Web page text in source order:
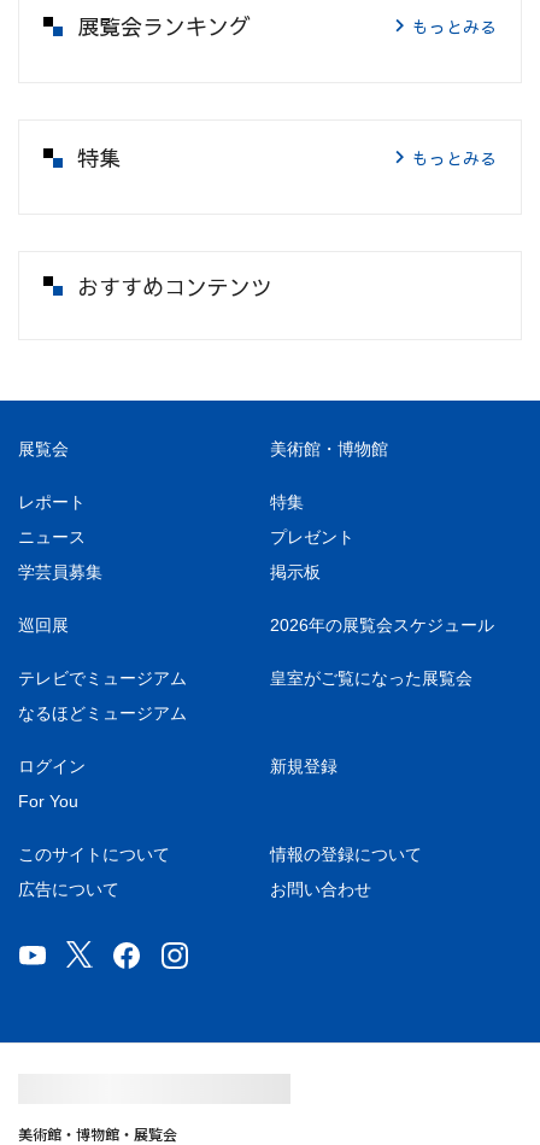
展覧会ランキング もっとみる
特集 もっとみる
おすすめコンテンツ
展覧会 美術館・博物館
レポート
特集
ニュース
プレゼント
学芸員募集
掲示板
巡回展 2026年の展覧会スケジュール
テレビでミュージアム
皇室がご覧になった展覧会
なるほどミュージアム
ログイン
新規登録
For You
このサイトについて
情報の登録について
広告について
お問い合わせ
美術館・博物館・展覧会